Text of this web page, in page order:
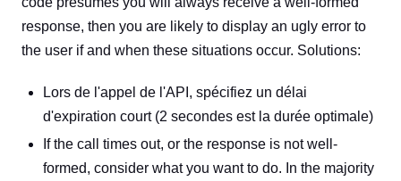
response, then you are likely to display an ugly error to
the user if and when these situations occur. Solutions:
Lors de l'appel de l'API, spécifiez un délai
d'expiration court (2 secondes est la durée optimale)
If the call times out, or the response is not well-
formed, consider what you want to do. In the majority